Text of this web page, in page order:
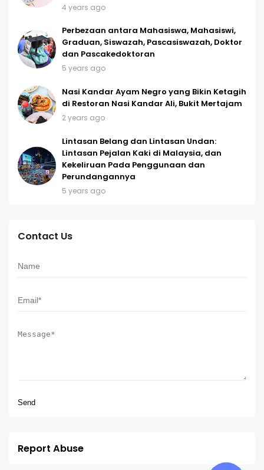
4 years ago
Perbezaan antara Mahasiswa, Mahasiswi,
Graduan, Siswazah, Pascasiswazah, Doktor
dan Pascakedoktoran
5 years ago
Nasi Kandar Ayam Negro yang Bikin Ketagih
di Restoran Nasi Kandar Ali, Bukit Mertajam
2 years ago
Lintasan Belang dan Lintasan Undan:
Lintasan Pejalan Kaki di Malaysia, dan
Kekeliruan Pada Penggunaan dan
Perundangannya
5 years ago
Contact Us
Report Abuse